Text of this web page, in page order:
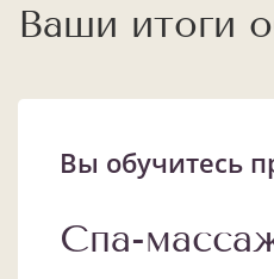
Ваши итоги
Вы обучитесь
Спа-